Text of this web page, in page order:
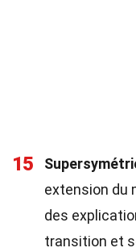
15
extension du
des
transition et